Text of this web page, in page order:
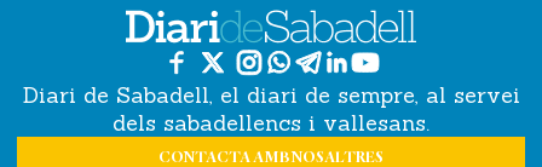
Diari de Sabadell, el diari de sempre, al servei
dels sabadellencs i vallesans.
CONTACTA AMB NOSALTRES